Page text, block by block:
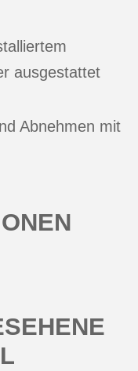
ausgestattet
Abnehmen mit